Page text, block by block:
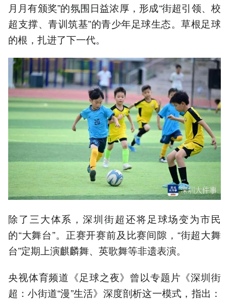
月月有颁奖”的氛围日益浓厚，形成“街超引领、校
超支撑、青训筑基”的青少年足球生态。草根足球
的根，扎进了下一代。
除了三大体系，深圳街超还将足球场变为市民
的“大舞台”。正赛开赛前及比赛间隙，“街超大舞
台”定期上演麒麟舞、英歌舞等非遗表演。
央视体育频道《足球之夜》曾以专题片《深圳街
超：小街道“漫”生活》深度剖析这一模式，指出：